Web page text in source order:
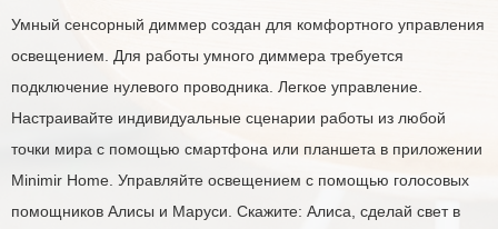
Умный сенсорный диммер создан для комфортного управления
освещением. Для работы умного диммера требуется
подключение нулевого проводника. Легкое управление.
Настраивайте индивидуальные сценарии работы из любой
точки мира с помощью смартфона или планшета в приложении
Minimir Home. Управляйте освещением с помощью голосовых
помощников Алисы и Маруси. Скажите: Алиса, сделай свет в